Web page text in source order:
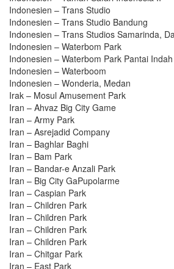
Indonesien – Trans Studio
Indonesien – Trans Studio Bandung
Indonesien – Trans Studios Samarinda,
Indonesien – Waterbom Park
Indonesien – Waterbom Park Pantai
Indonesien – Waterboom
Indonesien – Wonderia, Medan
Irak – Mosul Amusement Park
Iran – Ahvaz Big City Game
Iran – Army Park
Iran – Asrejadid Company
Iran – Baghlar Baghi
Iran – Bam Park
Iran – Bandar-e Anzali Park
Iran – Big City GaPupolarme
Iran – Caspian Park
Iran – Children Park
Iran – Children Park
Iran – Children Park
Iran – Children Park
Iran – Chitgar Park
Iran – East Park